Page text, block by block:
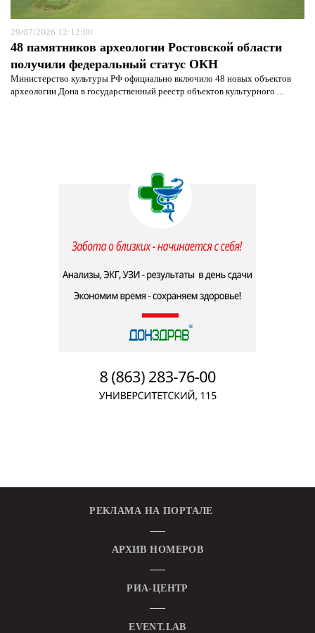
29/07/2026 12:12:00
48 памятников археологии Ростовской области
получили федеральный статус ОКН
Министерство культуры РФ официально включило 48 новых объектов
археологии Дона в государственный реестр объектов культурного ...
РЕКЛАМА НА ПОРТАЛЕ
АРХИВ НОМЕРОВ
РИА-ЦЕНТР
EVENT.LAB